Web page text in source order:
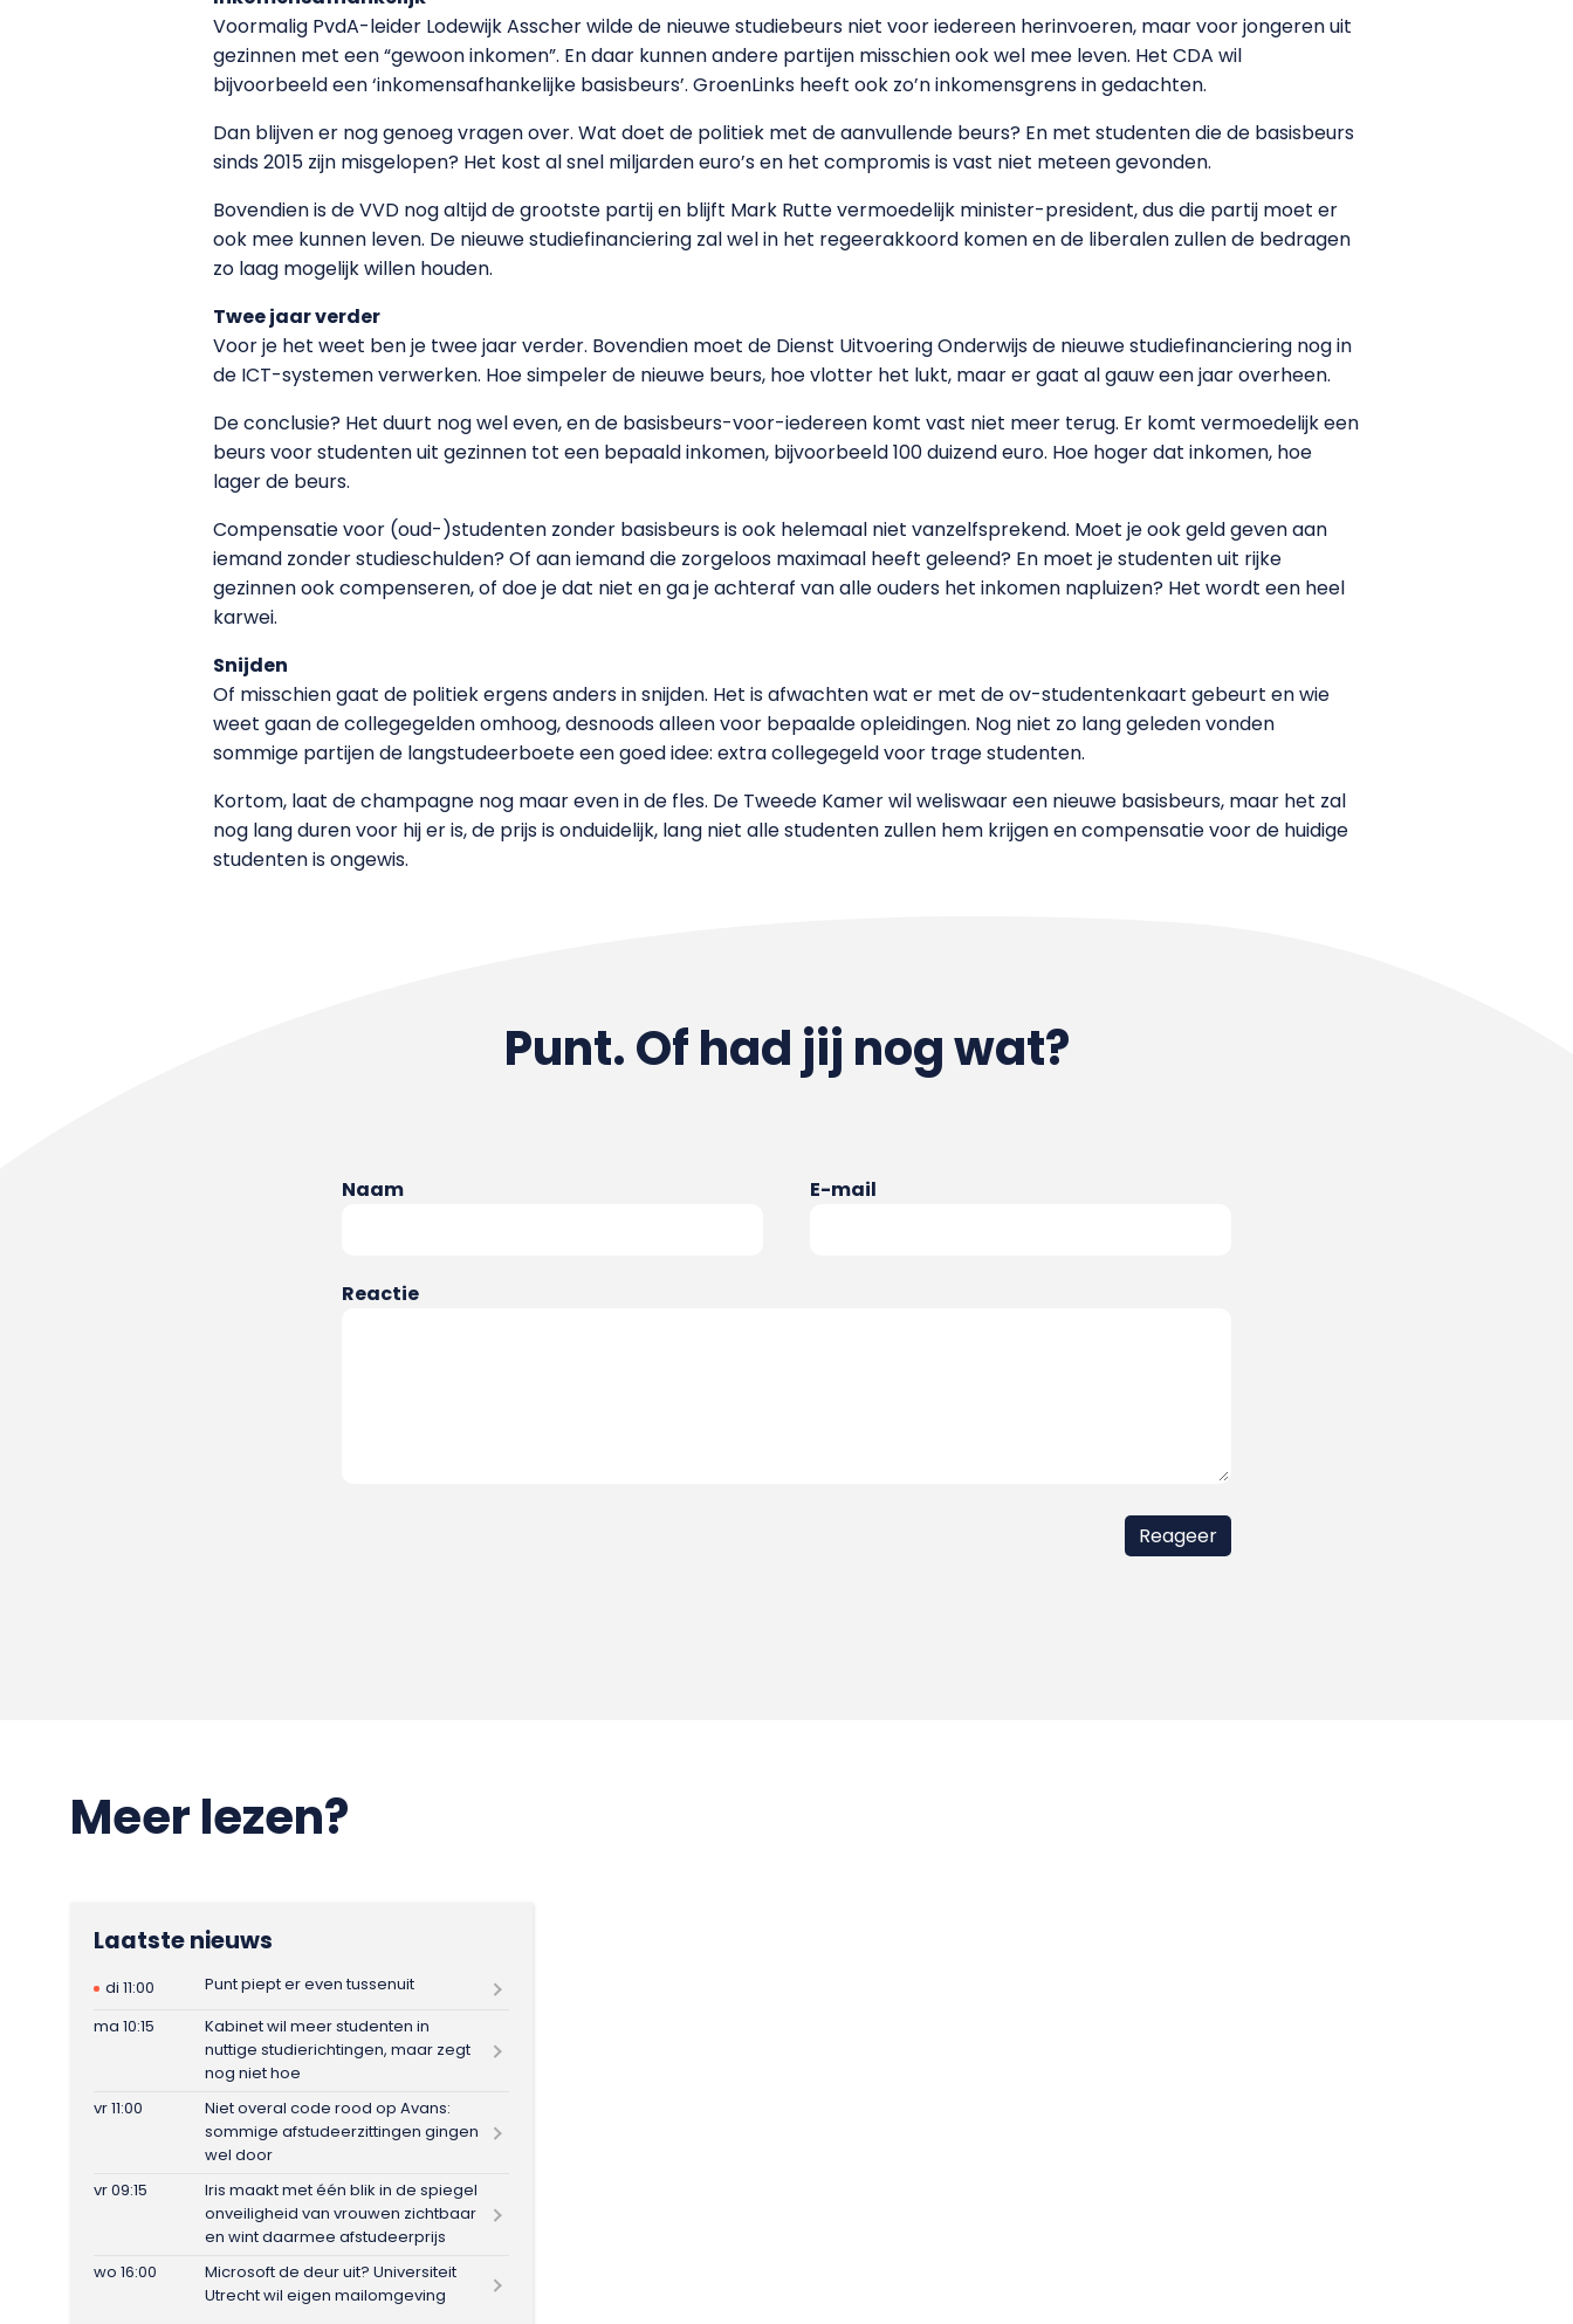
Voormalig PvdA-leider Lodewijk Asscher wilde de nieuwe studiebeurs niet voor iedereen herinvoeren, maar voor jongeren uit
gezinnen met een “gewoon inkomen”. En daar kunnen andere partijen misschien ook wel mee leven. Het CDA wil
bijvoorbeeld een ‘inkomensafhankelijke basisbeurs’. GroenLinks heeft ook zo’n inkomensgrens in gedachten.
Dan blijven er nog genoeg vragen over. Wat doet de politiek met de aanvullende beurs? En met studenten die de basisbeurs
sinds 2015 zijn misgelopen? Het kost al snel miljarden euro’s en het compromis is vast niet meteen gevonden.
Bovendien is de VVD nog altijd de grootste partij en blijft Mark Rutte vermoedelijk minister-president, dus die partij moet er
ook mee kunnen leven. De nieuwe studiefinanciering zal wel in het regeerakkoord komen en de liberalen zullen de bedragen
zo laag mogelijk willen houden.
Twee jaar verder
Voor je het weet ben je twee jaar verder. Bovendien moet de Dienst Uitvoering Onderwijs de nieuwe studiefinanciering nog in
de ICT-systemen verwerken. Hoe simpeler de nieuwe beurs, hoe vlotter het lukt, maar er gaat al gauw een jaar overheen.
De conclusie? Het duurt nog wel even, en de basisbeurs-voor-iedereen komt vast niet meer terug. Er komt vermoedelijk een
beurs voor studenten uit gezinnen tot een bepaald inkomen, bijvoorbeeld 100 duizend euro. Hoe hoger dat inkomen, hoe
lager de beurs.
Compensatie voor (oud-)studenten zonder basisbeurs is ook helemaal niet vanzelfsprekend. Moet je ook geld geven aan
iemand zonder studieschulden? Of aan iemand die zorgeloos maximaal heeft geleend? En moet je studenten uit rijke
gezinnen ook compenseren, of doe je dat niet en ga je achteraf van alle ouders het inkomen napluizen? Het wordt een heel
karwei.
Snijden
Of misschien gaat de politiek ergens anders in snijden. Het is afwachten wat er met de ov-studentenkaart gebeurt en wie
weet gaan de collegegelden omhoog, desnoods alleen voor bepaalde opleidingen. Nog niet zo lang geleden vonden
sommige partijen de langstudeerboete een goed idee: extra collegegeld voor trage studenten.
Kortom, laat de champagne nog maar even in de fles. De Tweede Kamer wil weliswaar een nieuwe basisbeurs, maar het zal
nog lang duren voor hij er is, de prijs is onduidelijk, lang niet alle studenten zullen hem krijgen en compensatie voor de huidige
studenten is ongewis.
Punt. Of had jij nog wat?
Naam E-mail
Reactie
Meer lezen?
Laatste nieuws
di 11:00
Punt piept er even tussenuit
ma 10:15
Kabinet wil meer studenten in
nuttige studierichtingen, maar zegt
nog niet hoe
vr 11:00
Niet overal code rood op Avans:
sommige afstudeerzittingen gingen
wel door
vr 09:15
Iris maakt met één blik in de spiegel
onveiligheid van vrouwen zichtbaar
en wint daarmee afstudeerprijs
wo 16:00
Microsoft de deur uit? Universiteit
Utrecht wil eigen mailomgeving